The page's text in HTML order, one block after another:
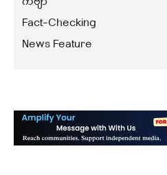
Fact-Checking
News Feature